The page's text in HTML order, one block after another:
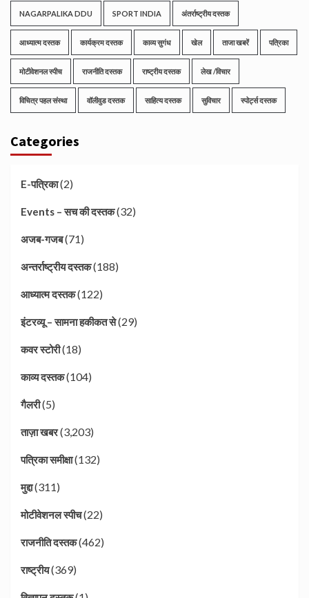
NAGARPALIKA DDU SPORT INDIA अंतर्राष्ट्रीय दस्तक
आध्यात्म दस्तक कार्यक्रम दस्तक काव्य सुगंध खेल ताजा खबरें पत्रिका
मोटीवेशनल स्पीच राजनीति दस्तक राष्ट्रीय दस्तक लेख /विचार
विचित्र पहल संस्था वॉलीवुड दस्तक साहित्य दस्तक सुविचार स्पोर्ट्स दस्तक
Categories
E-पत्रिका(2)
Events – सच की दस्तक(32)
अजब-गजब(71)
अन्तर्राष्ट्रीय दस्तक(188)
आध्यात्म दस्तक(122)
इंटरव्यू – सामना हकीकत से(29)
कवर स्टोरी(18)
काव्य दस्तक(104)
गैलरी(5)
ताज़ा खबर(3,203)
पत्रिका समीक्षा(132)
मुद्दा(311)
मोटीवेशनल स्पीच(22)
राजनीति दस्तक(462)
राष्ट्रीय(369)